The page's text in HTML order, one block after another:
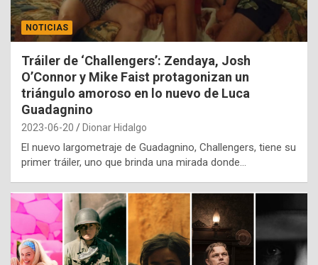
NOTICIAS
Tráiler de ‘Challengers’: Zendaya, Josh
O’Connor y Mike Faist protagonizan un
triángulo amoroso en lo nuevo de Luca
Guadagnino
2023-06-20 Dionar Hidalgo
El nuevo largometraje de Guadagnino, Challengers, tiene su
primer tráiler, uno que brinda una mirada donde…